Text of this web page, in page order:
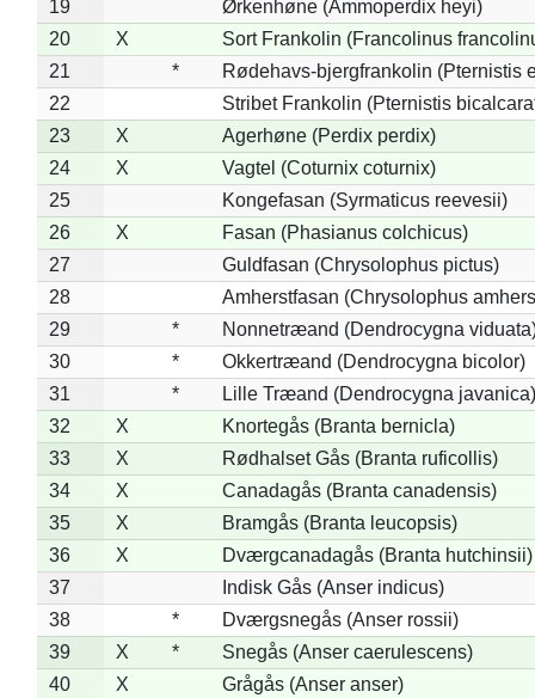
19
Ørkenhøne (Ammoperdix heyi)
20
X
Sort Frankolin (Francolinus
21
*
Rødehavs-bjergfrankolin (Pternistis
22
Stribet Frankolin (Pternistis
23
X
Agerhøne (Perdix perdix)
24
X
Vagtel (Coturnix coturnix)
25
Kongefasan (Syrmaticus reevesii)
26
X
Fasan (Phasianus colchicus)
27
Guldfasan (Chrysolophus pictus)
28
Amherstfasan (Chrysolophus
29
*
Nonnetræand (Dendrocygna
30
*
Okkertræand (Dendrocygna bicolor)
31
*
Lille Træand (Dendrocygna javanica)
32
X
Knortegås (Branta bernicla)
33
X
Rødhalset Gås (Branta ruficollis)
34
X
Canadagås (Branta canadensis)
35
X
Bramgås (Branta leucopsis)
36
X
Dværgcanadagås (Branta hutchinsii)
37
Indisk Gås (Anser indicus)
38
*
Dværgsnegås (Anser rossii)
39
X *
Snegås (Anser caerulescens)
40
X
Grågås (Anser anser)